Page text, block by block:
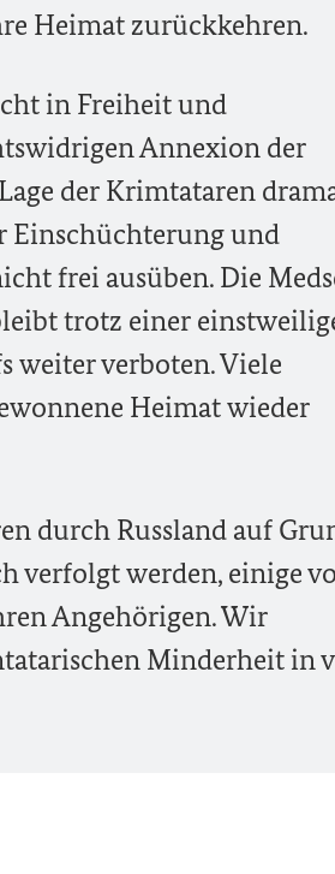
Heimat zurückkehren.
in Freiheit und
Annexion der
der Krimtataren
Einschüchterung und
frei ausüben. Die
trotz einer
weiter verboten. Viele
Heimat wieder
durch Russland auf
verfolgt werden, einige
Angehörigen. Wir
Minderheit in